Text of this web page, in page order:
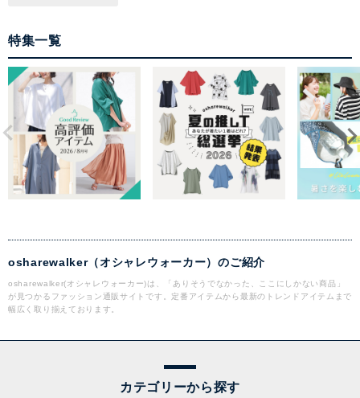
特集一覧
osharewalker（オシャレウォーカー）のご紹介
osharewalker(オシャレウォーカー)は、「ありそうでなかった、ここにしかない商品」
が見つかるファッション通販サイトです。定番アイテムから最新のトレンドアイテムまで
幅広く取り揃えております。
カテゴリーから探す